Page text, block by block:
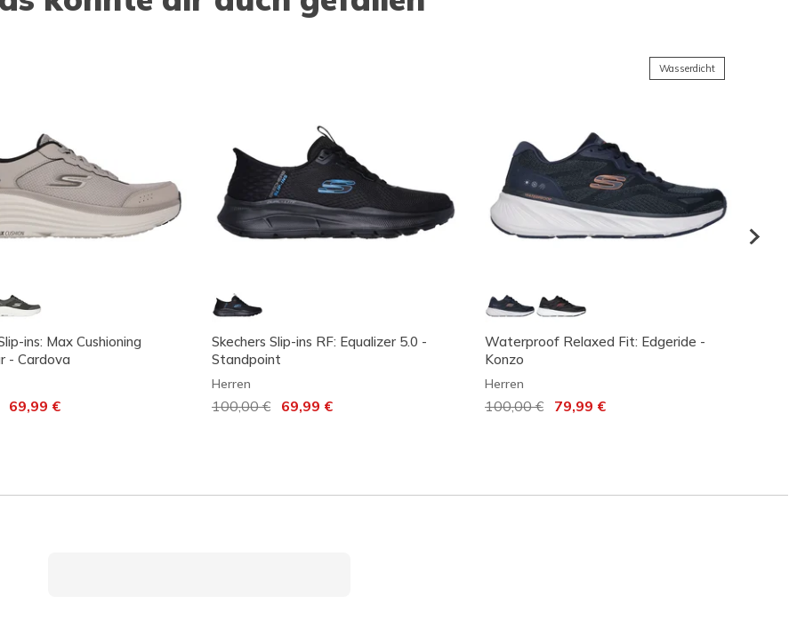
ins: Max Cushioning
- Cardova
von
69,99 €
Skechers Slip-ins RF: Equalizer 5.0 -
Standpoint
Herren
Reduziert von
100,00 € auf
69,99 €
Wasserdicht
Waterproof Relaxed Fit: Edgeride -
Konzo
Herren
Reduziert von
100,00 €auf79,99 €